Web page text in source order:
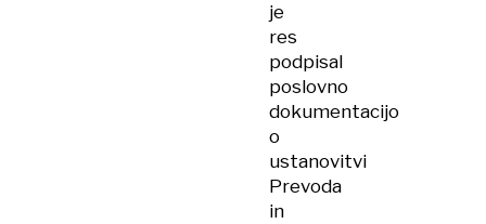
je
res
podpisal
poslovno
dokumentacijo
o
ustanovitvi
Prevoda
in